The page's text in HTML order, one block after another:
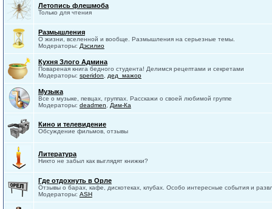
Летопись флешмоба
Только для чтения
Размышления
О жизни, вселенной и вообще. Размышления на серьезные темы.
Модераторы: Дэсилио
Кухня Злого Админа
Повареная книга бедного студента! Делимся рецептами и секретами
Модераторы: speridon дед_мажор
Музыка
Все о музыке, певцах, группах. Расскажи о своей любимой группе
Модераторы: deadmen Дим-Ка
Кино и телевидение
Обсуждение фильмов, отзывы
Литература
Никто не забыл как выглядят книжки?
Где отдохнуть в Орле
Отзывы о барах, кафе, дискотеках, клубах. Особо интересные события и
Модераторы: ASH